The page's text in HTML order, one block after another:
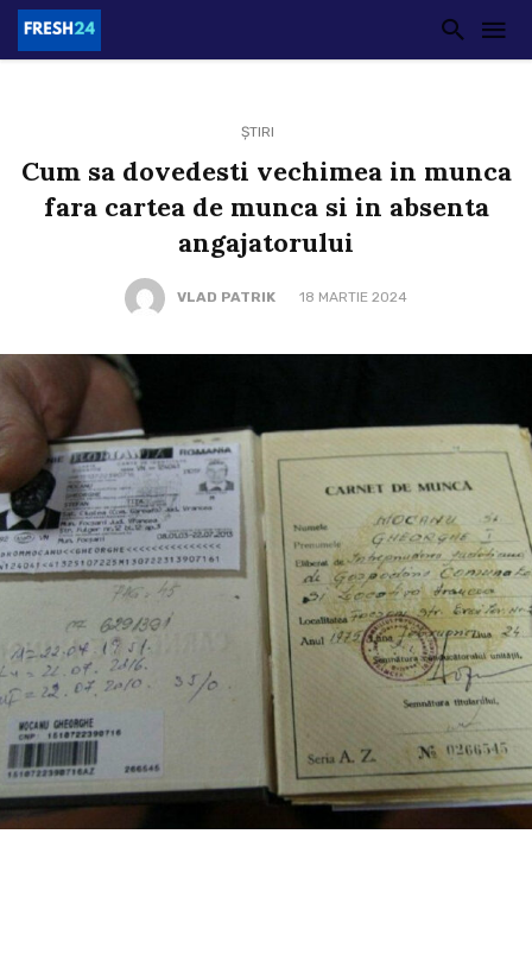
ȘTIRI
Cum sa dovedesti vechimea in munca
fara cartea de munca si in absenta
angajatorului
VLAD PATRIK 18 MARTIE 2024